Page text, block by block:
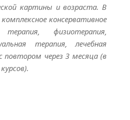
картины и возраста. В
консервативное
физиотерапия,
терапия, лечебная
повтором через 3 месяца (в